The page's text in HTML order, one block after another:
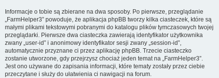
Informacje o tobie są zbierane na dwa sposoby. Po pierwsze, przeglądanie
„FarmHelper3” powoduje, że aplikacja phpBB tworzy kilka ciasteczek, które są
małymi plikami tekstowymi pobranymi do katalogu plików tymczasowych twojej
przeglądarki. Pierwsze dwa ciasteczka zawierają identyfikator użytkownika
zwany „user-id” i anonimowy identyfikator sesji zwany „session-id”,
automatycznie przyznane ci przez aplikację phpBB. Trzecie ciasteczko
zostanie utworzone, gdy przejrzysz chociaż jeden temat na „FarmHelper3”.
Jest ono używane do zapisania informacji, które tematy zostały przez ciebie
przeczytane i służy do ułatwienia ci nawigacji na forum.